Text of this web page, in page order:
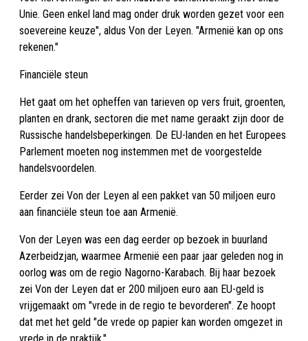
Unie. Geen enkel land mag onder druk worden gezet voor een
soevereine keuze", aldus Von der Leyen. "Armenië kan op ons
rekenen."
Financiële steun
Het gaat om het opheffen van tarieven op vers fruit, groenten,
planten en drank, sectoren die met name geraakt zijn door de
Russische handelsbeperkingen. De EU-landen en het Europees
Parlement moeten nog instemmen met de voorgestelde
handelsvoordelen.
Eerder zei Von der Leyen al een pakket van 50 miljoen euro
aan financiële steun toe aan Armenië.
Von der Leyen was een dag eerder op bezoek in buurland
Azerbeidzjan, waarmee Armenië een paar jaar geleden nog in
oorlog was om de regio Nagorno-Karabach. Bij haar bezoek
zei Von der Leyen dat er 200 miljoen euro aan EU-geld is
vrijgemaakt om "vrede in de regio te bevorderen". Ze hoopt
dat met het geld "de vrede op papier kan worden omgezet in